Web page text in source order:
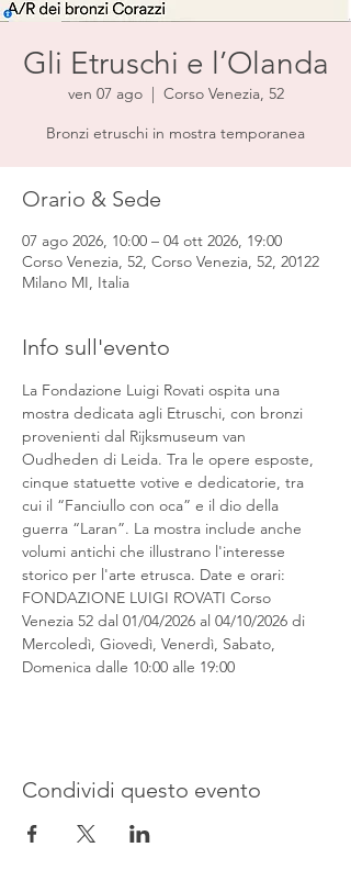
Gli Etruschi e l’Olanda
ven 07 ago
  |
Corso Venezia, 52
Bronzi etruschi in mostra temporanea
Orario & Sede
07 ago 2026, 10:00 – 04 ott 2026, 19:00
Corso Venezia, 52, Corso Venezia, 52, 20122
Milano MI, Italia
Info sull'evento
La Fondazione Luigi Rovati ospita una
mostra dedicata agli Etruschi, con bronzi
provenienti dal Rijksmuseum van
Oudheden di Leida. Tra le opere esposte,
cinque statuette votive e dedicatorie, tra
cui il “Fanciullo con oca” e il dio della
guerra “Laran”. La mostra include anche
volumi antichi che illustrano l'interesse
storico per l'arte etrusca. Date e orari:
FONDAZIONE LUIGI ROVATI Corso
Venezia 52 dal 01/04/2026 al 04/10/2026 di
Mercoledì, Giovedì, Venerdì, Sabato,
Domenica dalle 10:00 alle 19:00
Condividi questo evento